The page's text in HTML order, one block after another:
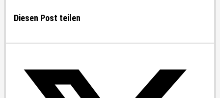
Diesen Post teilen